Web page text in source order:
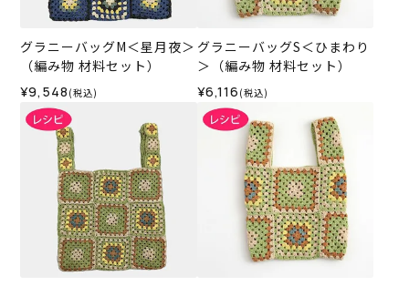
グラニーバッグM＜星月夜＞
（編み物 材料セット）
¥9,548 (税込)
グラニーバッグS＜ひまわり
＞（編み物 材料セット）
¥6,116 (税込)